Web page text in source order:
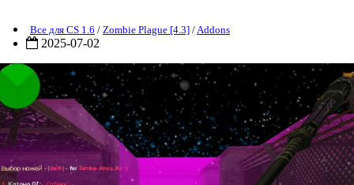
Все для CS 1.6 / Zombie Plague [4.3] / Addons
2025-07-02